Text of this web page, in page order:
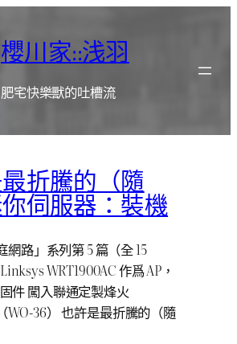
櫻川家::浅羽
肥宅快樂獸的吐槽流
折騰的（隨
伺服器：裝機
網路」系列第 5 篇（全 15
WRT1900AC 作爲 AP，
件 闖入聯通定製烽火
WO-36） 也許是最折騰的（隨